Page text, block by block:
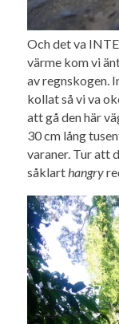
Och det va
värme kom vi
av regnskogen.
kollat så vi va
att gå den här
30 cm lång
varaner. Tur att
såklart hangry